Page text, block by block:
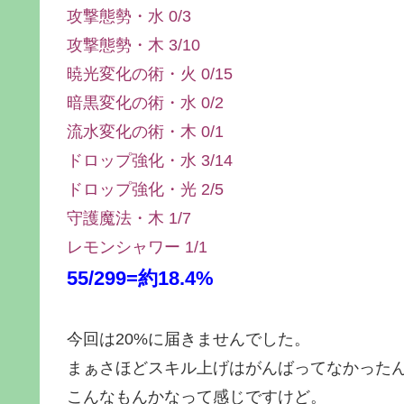
攻撃態勢・水 0/3
攻撃態勢・木 3/10
暁光変化の術・火 0/15
暗黒変化の術・水 0/2
流水変化の術・木 0/1
ドロップ強化・水 3/14
ドロップ強化・光 2/5
守護魔法・木 1/7
レモンシャワー 1/1
55/299=約18.4%
今回は20%に届きませんでした。
まぁさほどスキル上げはがんばってなかった
こんなもんかなって感じですけど。